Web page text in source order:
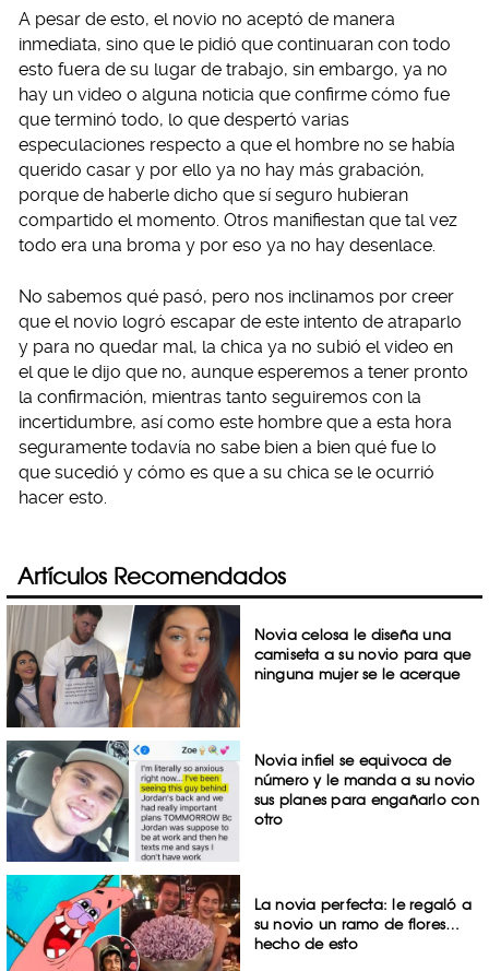
A pesar de esto, el novio no aceptó de manera
inmediata, sino que le pidió que continuaran con todo
esto fuera de su lugar de trabajo, sin embargo, ya no
hay un video o alguna noticia que confirme cómo fue
que terminó todo, lo que despertó varias
especulaciones respecto a que el hombre no se había
querido casar y por ello ya no hay más grabación,
porque de haberle dicho que sí seguro hubieran
compartido el momento. Otros manifiestan que tal vez
todo era una broma y por eso ya no hay desenlace.
No sabemos qué pasó, pero nos inclinamos por creer
que el novio logró escapar de este intento de atraparlo
y para no quedar mal, la chica ya no subió el video en
el que le dijo que no, aunque esperemos a tener pronto
la confirmación, mientras tanto seguiremos con la
incertidumbre, así como este hombre que a esta hora
seguramente todavía no sabe bien a bien qué fue lo
que sucedió y cómo es que a su chica se le ocurrió
hacer esto.
Artículos Recomendados
Novia celosa le diseña una
camiseta a su novio para que
ninguna mujer se le acerque
Novia infiel se equivoca de
número y le manda a su novio
sus planes para engañarlo con
otro
La novia perfecta: le regaló a
su novio un ramo de flores…
hecho de esto